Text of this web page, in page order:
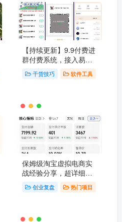
【持续更新】9.9付费进
群付费系统，接入易支
付版 全套搭建教程
干货技巧 软件工具
保姆级淘宝虚拟电商实
战经验分享，超详细干
创业复盘 热门项目